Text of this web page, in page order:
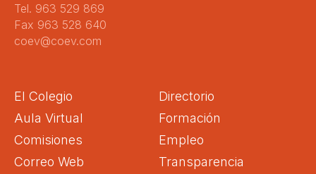
Tel. 963 529 869
Fax 963 528 640
coev@coev.com
El Colegio
Directorio
Aula Virtual
Formación
Comisiones
Empleo
Correo Web
Transparencia